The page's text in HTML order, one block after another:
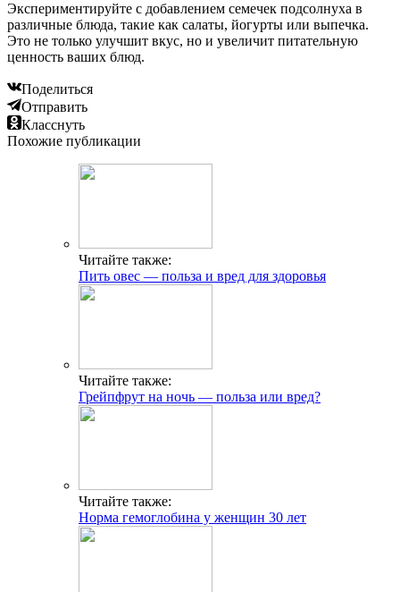
Экспериментируйте с добавлением семечек подсолнуха в
различные блюда, такие как салаты, йогурты или выпечка.
Это не только улучшит вкус, но и увеличит питательную
ценность ваших блюд.
Поделиться
Отправить
Класснуть
Похожие публикации
Читайте также:
Пить овес — польза и вред для здоровья
Читайте также:
Грейпфрут на ночь — польза или вред?
Читайте также:
Норма гемоглобина у женщин 30 лет